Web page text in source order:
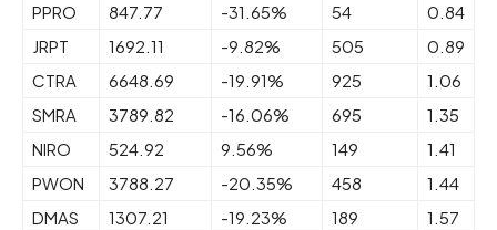
PPRO
847.77 -31.65% 54
0.84
JRPT
1692.11 -9.82% 505
0.89
CTRA
6648.69 -19.91% 925
1.06
SMRA
3789.82 -16.06% 695
1.35
NIRO
524.92 9.56% 149
1.41
PWON
3788.27 -20.35% 458
1.44
DMAS
1307.21 -19.23% 189
1.57